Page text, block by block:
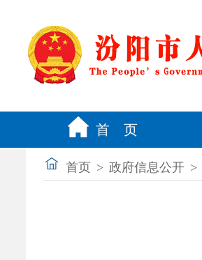
首 页
首页 > 政府信息公开 >